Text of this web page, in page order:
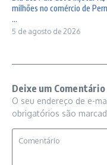
milhões no comércio de
...
5 de agosto de 2026
Deixe um Comentário
O seu endereço de e-
obrigatórios são